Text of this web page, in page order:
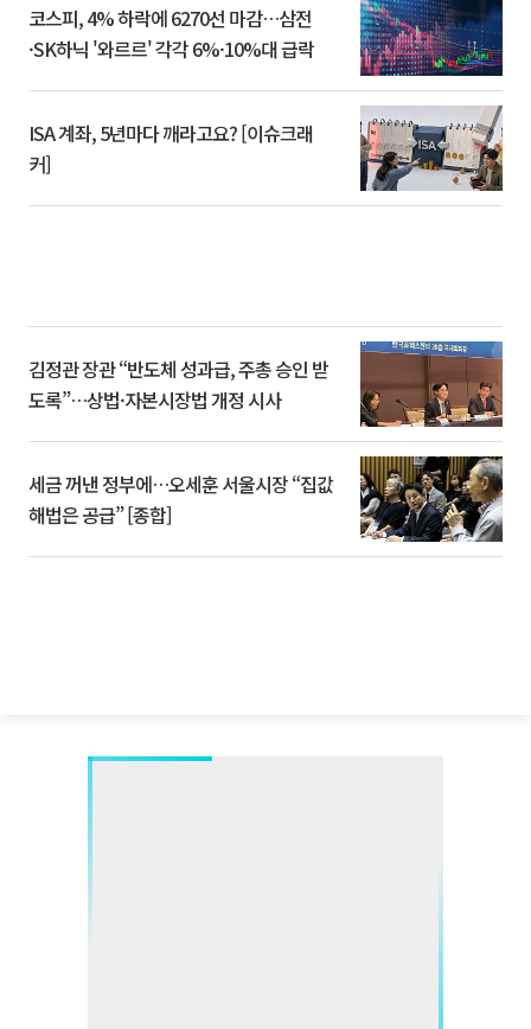
코스피, 4% 하락에 6270선 마감…삼전
·SK하닉 '와르르' 각각 6%·10%대 급락
ISA 계좌, 5년마다 깨라고요? [이슈크래
커]
김정관 장관 “반도체 성과급, 주총 승인 받
도록”…상법·자본시장법 개정 시사
세금 꺼낸 정부에…오세훈 서울시장 “집값
해법은 공급” [종합]